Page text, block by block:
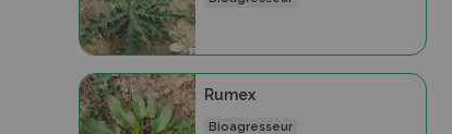
Rumex
Bioagresseur